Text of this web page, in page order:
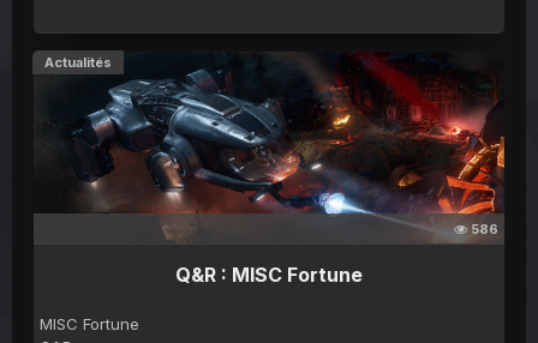
Actualités
586
Q&R : MISC Fortune
MISC Fortune